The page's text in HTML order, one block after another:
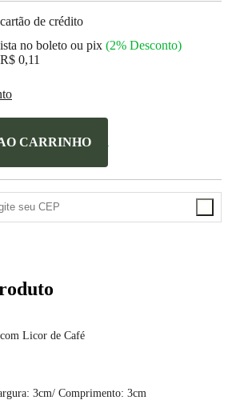
de crédito
no boleto ou pix (2% Desconto)
R$ 0,11
CARRINHO
Licor de Café
3cm/ Comprimento: 3cm